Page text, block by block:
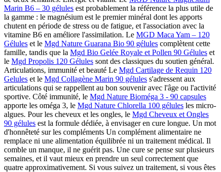
Marin B6 – 30 gélules est probablement la référence la plus utile de
la gamme : le magnésium est le premier minéral dont les apports
chutent en période de stress ou de fatigue, et l'association avec la
vitamine B6 en améliore l'assimilation. Le MGD Maca Yam – 120
Gélules et le Mgd Nature Guarana Bio 90 gélules complètent cette
famille, tandis que la Mgd Bio Gelée Royale et Pollen 90 Gélules et
le Mgd Propolis 120 Gélules sont des classiques du soutien général.
Articulations, immunité et beauté Le Mgd Cartilage de Requin 120
Gelules et le Mgd Collagène Marin 90 gélules s'adressent aux
articulations qui se rappellent au bon souvenir avec l'âge ou l'activité
sportive. Côté immunité, le Mgd Nature Bioméga 3 - 90 capsules
apporte les oméga 3, le Mgd Nature Chlorella 100 gélules les micro-
algues. Pour les cheveux et les ongles, le Mgd Cheveux et Ongles
90 gélules est la formule dédiée, à envisager en cure longue. Un mot
d'honnêteté sur les compléments Un complément alimentaire ne
remplace ni une alimentation équilibrée ni un traitement médical. Il
comble un manque, il ne guérit pas. Une cure se pense sur plusieurs
semaines, et il vaut mieux en prendre un seul correctement que
quatre approximativement. Si vous suivez un traitement, si vous êtes